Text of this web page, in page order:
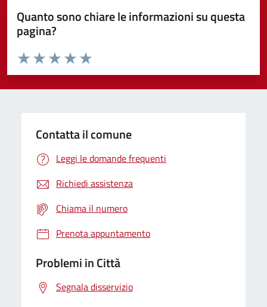
Quanto sono chiare le informazioni su questa
pagina?
Domanda
Valuta da 1 a 5 stelle la pagina
Valuta 5 stelle su 5
Valuta 4 stelle su 5
Valuta 3 stelle su 5
Valuta 2 stelle su 5
Valuta 1 stelle su 5
Contatta il comune
Leggi le domande frequenti
Richiedi assistenza
Chiama il numero
Prenota appuntamento
Problemi in Città
Segnala disservizio